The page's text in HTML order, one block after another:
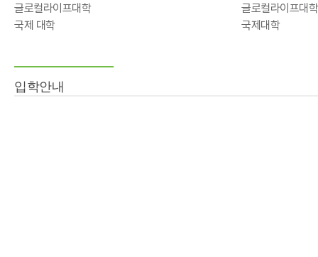
글로컬라이프대학
국제 대학
글로컬라이프대학
국제대학
입학안내